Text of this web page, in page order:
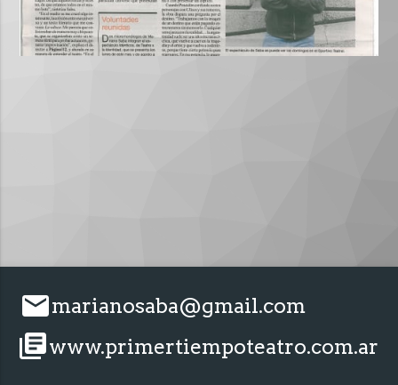
emailmarianosaba@gmail.com
library_bookswww.primertiempoteatro.com.ar